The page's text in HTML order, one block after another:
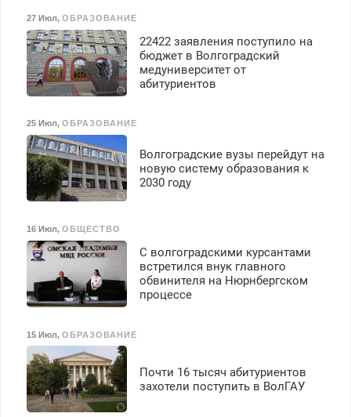
27 Июл, ОБРАЗОВАНИЕ
22422 заявления поступило на
бюджет в Волгоградский
медуниверситет от
абитуриентов
25 Июл, ОБРАЗОВАНИЕ
Волгоградские вузы перейдут на
новую систему образования к
2030 году
16 Июл, ОБЩЕСТВО
С волгоградскими курсантами
встретился внук главного
обвинителя на Нюрнбергском
процессе
15 Июл, ОБРАЗОВАНИЕ
Почти 16 тысяч абитуриентов
захотели поступить в ВолГАУ